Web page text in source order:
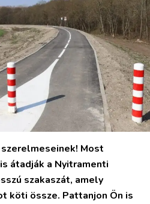
Most
átadják a Nyitramenti
szakaszát, amely
köti össze. Pattanjon Ön is